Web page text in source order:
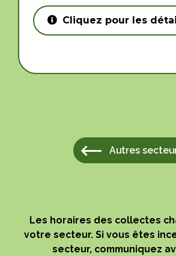
Cliquez pour les
Autres
Les horaires des collectes
votre secteur. Si vous êtes
secteur, communiquez